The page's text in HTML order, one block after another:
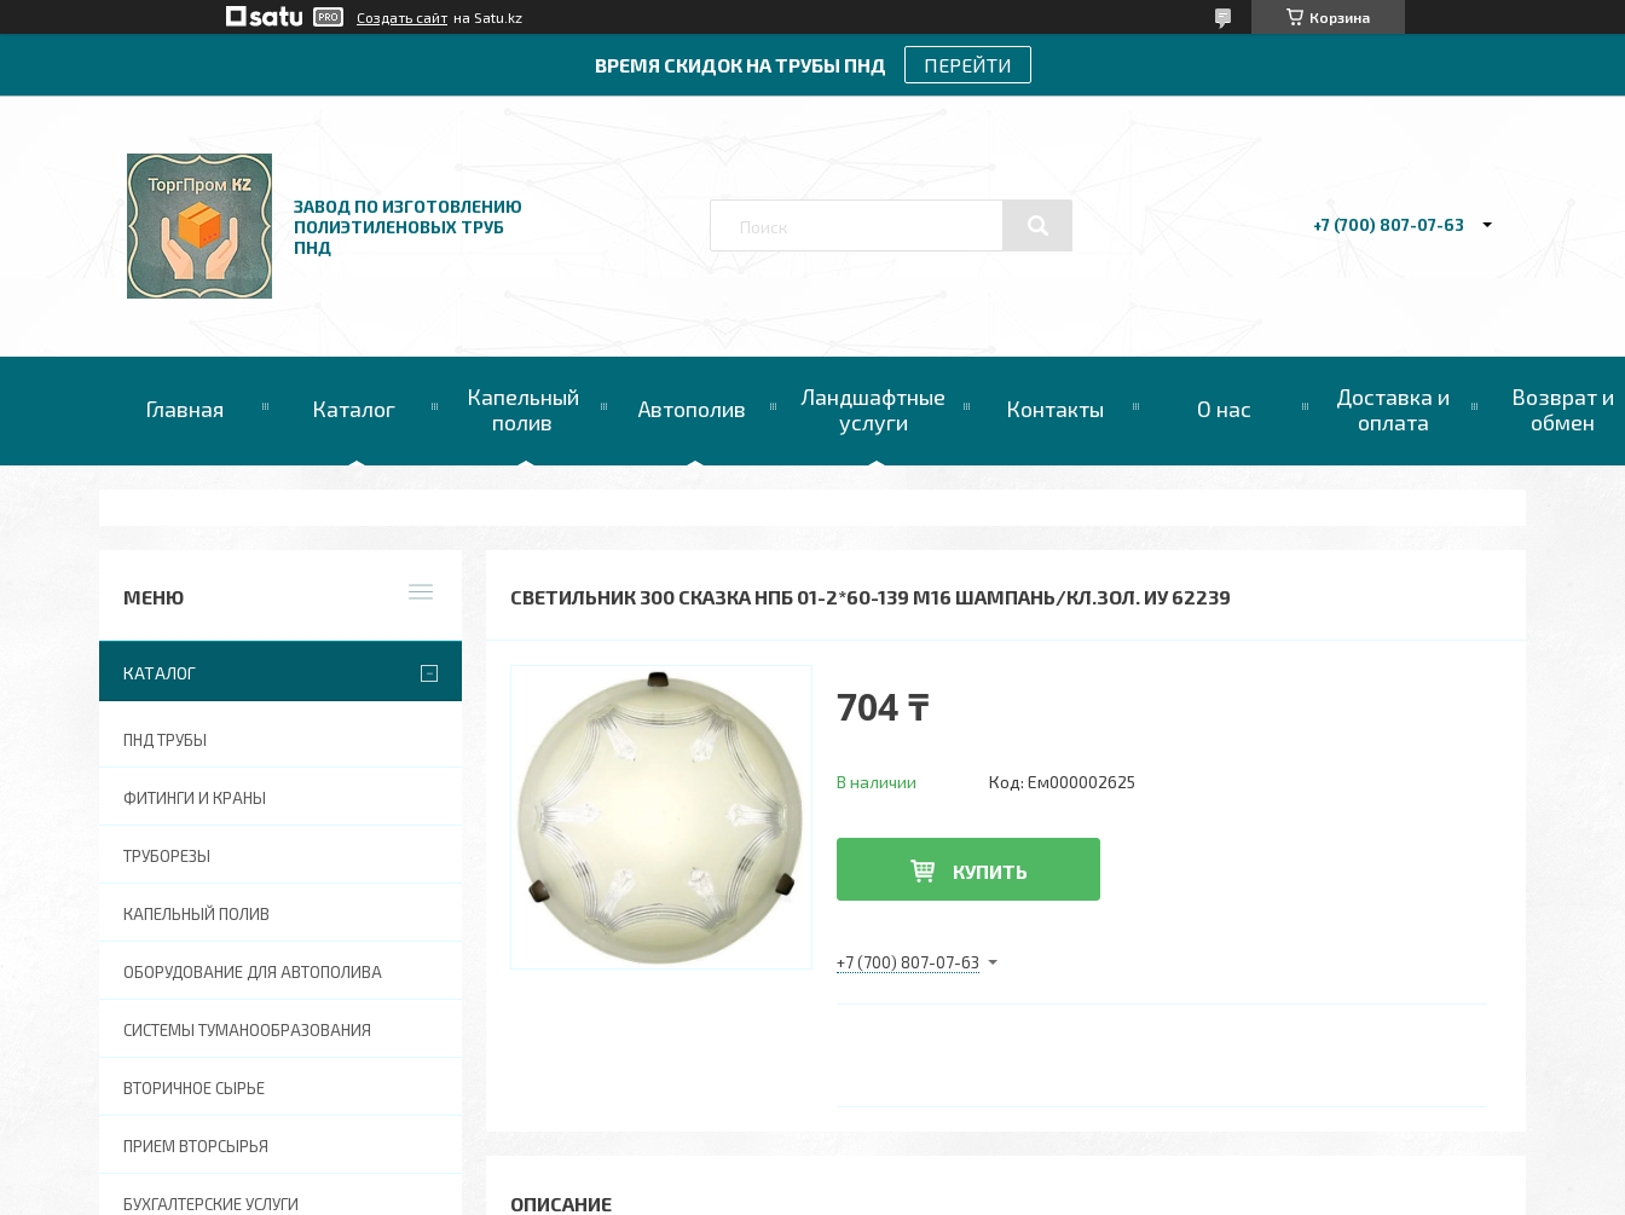
Создать сайт на Satu.kz Корзина
ВРЕМЯ СКИДОК НА ТРУБЫ ПНД ПЕРЕЙТИ
ЗАВОД ПО ИЗГОТОВЛЕНИЮ
ПОЛИЭТИЛЕНОВЫХ ТРУБ
ПНД
+7 (700) 807-07-63
Главная Каталог
Капельный
полив
Автополив
Ландшафтные
услуги
Контакты О нас
Доставка и
оплата
Возврат и
обмен
СВЕТИЛЬНИК 300 СКАЗКА НПБ 01-2*60-139 М16 ШАМПАНЬ/КЛ.ЗОЛ. ИУ 62239
704 ₸
В наличии Код: Ем000002625
КУПИТЬ
+7 (700) 807-07-63
КАТАЛОГ
ПНД ТРУБЫ
ФИТИНГИ И КРАНЫ
ТРУБОРЕЗЫ
КАПЕЛЬНЫЙ ПОЛИВ
ОБОРУДОВАНИЕ ДЛЯ АВТОПОЛИВА
СИСТЕМЫ ТУМАНООБРАЗОВАНИЯ
ВТОРИЧНОЕ СЫРЬЕ
ПРИЕМ ВТОРСЫРЬЯ
БУХГАЛТЕРСКИЕ УСЛУГИ